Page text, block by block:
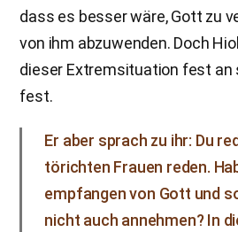
dass es besser wäre, Gott zu
von ihm abzuwenden. Doch
dieser Extremsituation fest an
fest.
Er aber sprach zu ihr: Du
törichten Frauen reden.
empfangen von Gott und
nicht auch annehmen? In